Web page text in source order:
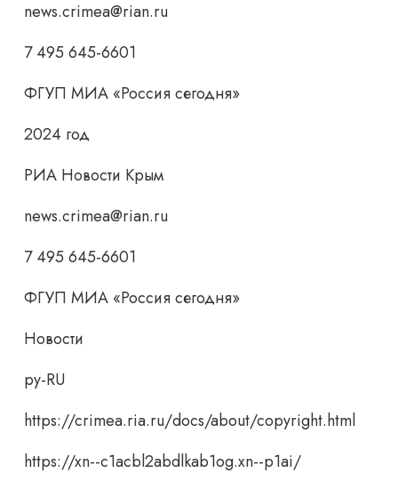
news.crimea@rian.ru
7 495 645-6601
ФГУП МИА «Россия сегодня»
2024 год
РИА Новости Крым
news.crimea@rian.ru
7 495 645-6601
ФГУП МИА «Россия сегодня»
Новости
ру-RU
https://crimea.ria.ru/docs/about/copyright.html
https://xn--c1acbl2abdlkab1og.xn--p1ai/